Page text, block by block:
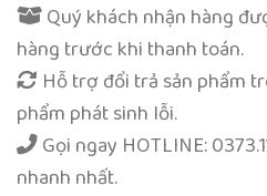
Quý khách nhận hàng
hàng trước khi thanh toán.
Hỗ trợ đổi trả sản phẩm
phẩm phát sinh lỗi.
Gọi ngay HOTLINE:
nhanh nhất.